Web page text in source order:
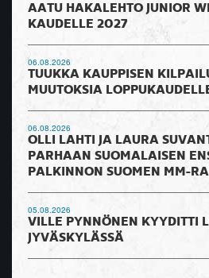
AATU HAKALEHTO JUNIOR
KAUDELLE 2027
06.08.2026
TUUKKA KAUPPISEN
MUUTOKSIA
06.08.2026
OLLI LAHTI JA LAURA
PARHAAN SUOMALAISEN
PALKINNON SUOMEN MM-
05.08.2026
VILLE PYNNÖNEN KYYDITTI
JYVÄSKYLÄSSÄ